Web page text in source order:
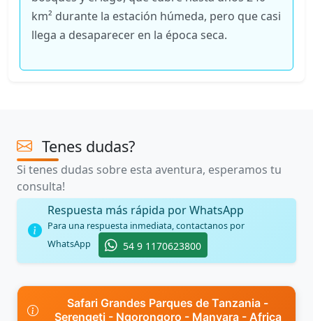
km² durante la estación húmeda, pero que casi
llega a desaparecer en la época seca.
Tenes dudas?
Si tenes dudas sobre esta aventura, esperamos tu
consulta!
Respuesta más rápida por WhatsApp
Para una respuesta inmediata, contactanos por
WhatsApp
54 9 1170623800
Safari Grandes Parques de Tanzania -
Serengeti - Ngorongoro - Manyara - Africa